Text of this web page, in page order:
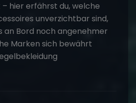
hier erfährst du, welche
unverzichtbar sind,
an Bord noch angenehmer
Marken sich bewährt